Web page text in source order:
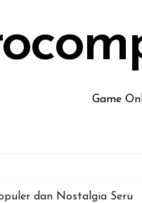
Game
dan Nostalgia Seru